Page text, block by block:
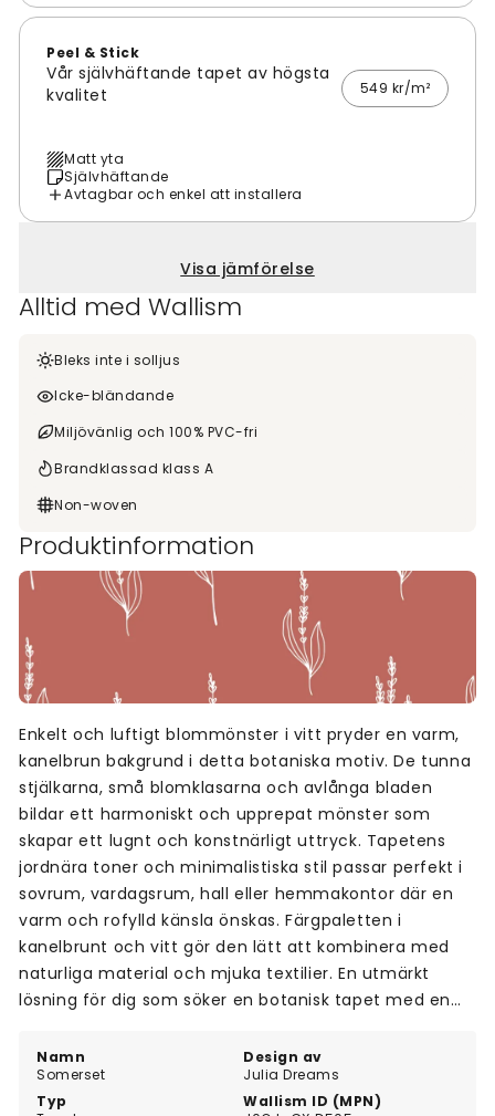
Peel & Stick
Vår självhäftande tapet av högsta
kvalitet
549 kr/m²
Matt yta
Självhäftande
Avtagbar och enkel att installera
Visa jämförelse
Alltid med Wallism
Bleks inte i solljus
Icke-bländande
Miljövänlig och 100% PVC-fri
Brandklassad klass A
Non-woven
Produktinformation
Namn
Somerset
Design av
Julia Dreams
Typ
Wallism ID (MPN)
Enkelt och luftigt blommönster i vitt pryder en varm,
kanelbrun bakgrund i detta botaniska motiv. De tunna
stjälkarna, små blomklasarna och avlånga bladen
bildar ett harmoniskt och upprepat mönster som
skapar ett lugnt och konstnärligt uttryck. Tapetens
jordnära toner och minimalistiska stil passar perfekt i
sovrum, vardagsrum, hall eller hemmakontor där en
varm och rofylld känsla önskas. Färgpaletten i
kanelbrunt och vitt gör den lätt att kombinera med
naturliga material och mjuka textilier. En utmärkt
lösning för dig som söker en botanisk tapet med en